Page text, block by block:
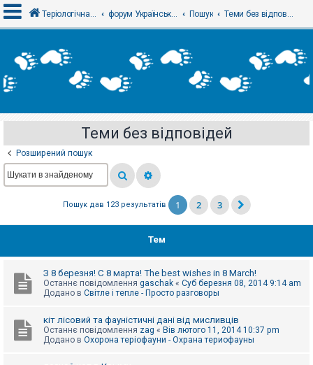
х
і
е
с
т
р
я
е
и
з
Теріологічна школа форум Українського теріологічного товариства Пошук Теми без відповідей
Теми без відповідей
Розширений пошук
Пошук дав 123 результатів 1 2 3
Тем
З 8 березня! С 8 марта! The best wishes in 8 March!
Останнє повідомлення gaschak « Суб березня 08, 2014 9:14 am
Додано в Світле і тепле - Просто разговоры
кіт лісовий та фауністичні дані від мисливців
Останнє повідомлення zag « Вів лютого 11, 2014 10:37 pm
Додано в Охорона теріофауни - Охрана териофауны